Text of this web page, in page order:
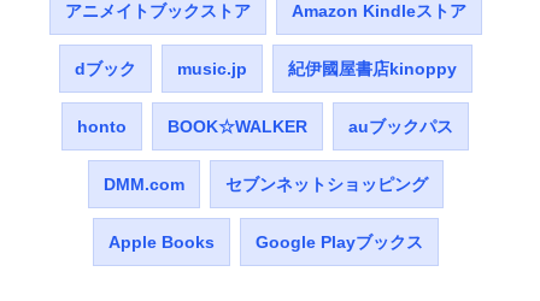
アニメイトブックストア Amazon Kindleストア
dブック music.jp 紀伊國屋書店kinoppy
honto BOOK☆WALKER auブックパス
DMM.com セブンネットショッピング
Apple Books Google Playブックス